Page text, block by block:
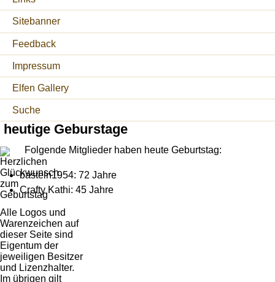
Sitebanner
Feedback
Impressum
Elfen Gallery
Suche
heutige Geburstage
Folgende Mitglieder haben heute Geburtstag:
basteln1954: 72 Jahre
Crafty Kathi: 45 Jahre
Alle Logos und
Warenzeichen auf
dieser Seite sind
Eigentum der
jeweiligen Besitzer
und Lizenzhalter.
Im übrigen gilt